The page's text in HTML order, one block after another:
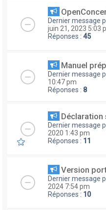
Dernier message
juin 21, 2023 5:03
Réponses : 45
Manuel
Dernier message
10:47 pm
Réponses : 8
Déclaration
Dernier message
2020 1:43 pm
Réponses : 11
Version
Dernier message
2024 7:54 pm
Réponses : 10